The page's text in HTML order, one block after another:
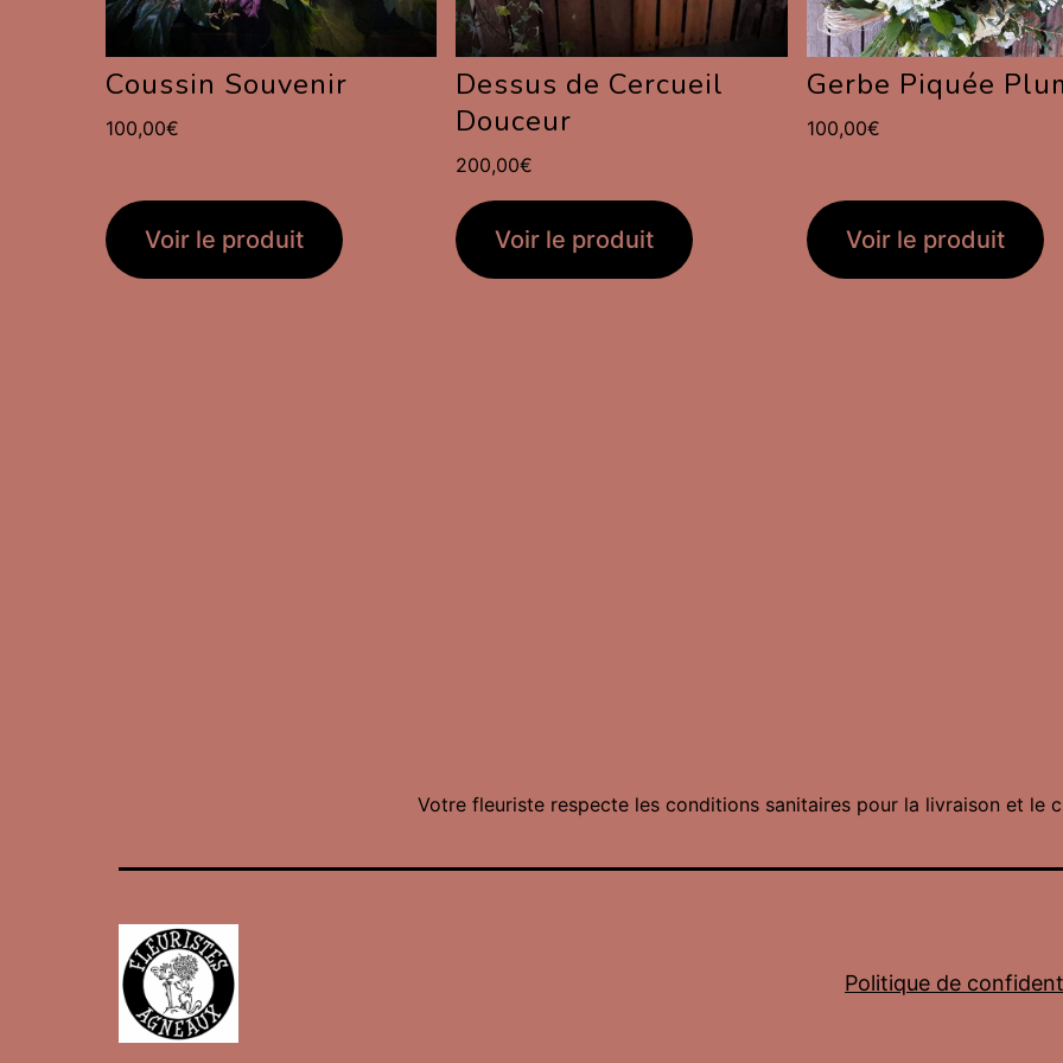
Coussin Souvenir
100,00€
Voir le produit
Dessus de Cercueil
Douceur
200,00€
Voir le produit
Gerbe Piquée
100,00€
Voir le produit
Votre fleuriste respecte les conditions sanitaires pour la livraison et le
Politique de